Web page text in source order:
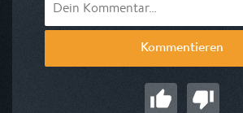
Kommentieren